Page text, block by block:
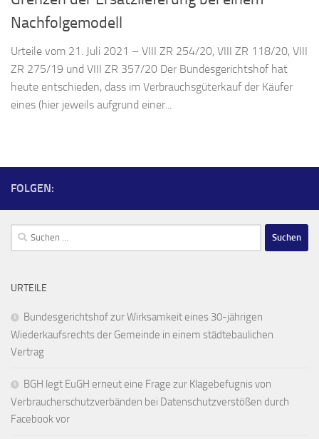
Nachfolgemodell
Urteile vom 21. Juli 2021 – VIII ZR 254/20, VIII ZR 118/20, VIII
ZR 275/19 und VIII ZR 357/20 Der Bundesgerichtshof hat
heute entschieden, dass im Verbrauchsgüterkauf der Käufer
eines (hier jeweils aufgrund einer...
FOLGEN:
Suchen
nach:
URTEILE
Bundesgerichtshof zur Wirksamkeit eines 30-jährigen
Wiederkaufsrechts der Gemeinde in einem städtebaulichen
Vertrag
BGH legt EuGH erneut eine Frage zur Klagebefugnis von
Verbraucherschutzverbänden bei Datenschutzverstößen durch
Facebook vor